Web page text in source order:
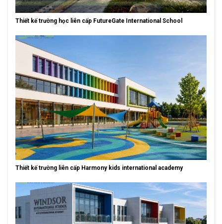
Thiết kế trường học liên cấp FutureGate International School
Thiết kế trường liên cấp Harmony kids international academy